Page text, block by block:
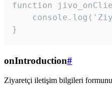
function
}
onIntroduction#
Ziyaretçi iletişim bilgileri formunu